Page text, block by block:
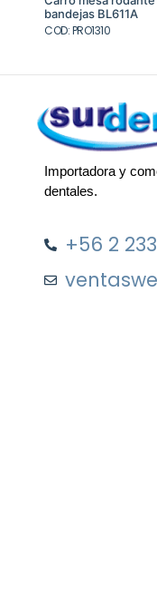
bandejas BL611A
COD: PRO1310
Importadora y
dentales.
+56 2